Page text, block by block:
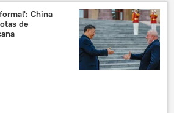
Palácio do Eliseu
China
de